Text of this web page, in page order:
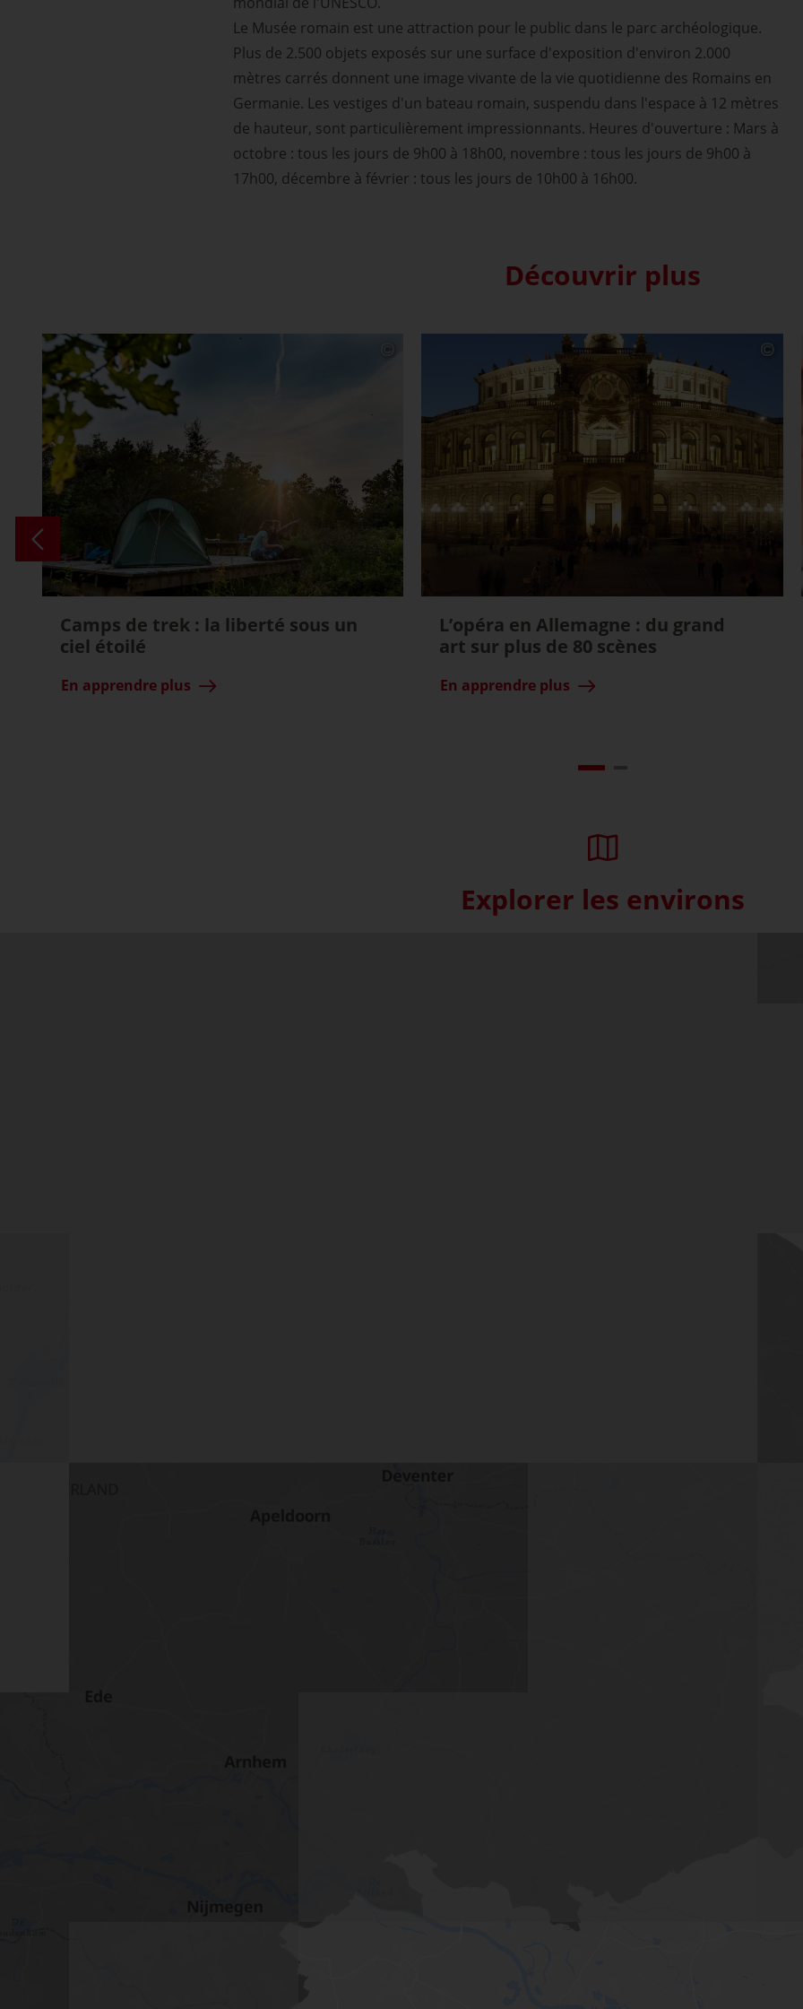
Le Musée romain est une attraction pour le public dans le parc archéologique.
Plus de 2.500 objets exposés sur une surface d'exposition d'environ 2.000
mètres carrés donnent une image vivante de la vie quotidienne des Romains en
Germanie. Les vestiges d'un bateau romain, suspendu dans l'espace à 12 mètres
de hauteur, sont particulièrement impressionnants. Heures d'ouverture : Mars à
octobre : tous les jours de 9h00 à 18h00, novembre : tous les jours de 9h00 à
17h00, décembre à février : tous les jours de 10h00 à 16h00.
Découvrir plus
Camps de trek : la liberté sous un
ciel étoilé
En apprendre plus
L’opéra en Allemagne : du grand
art sur plus de 80 scènes
En apprendre plus
Explorer les environs